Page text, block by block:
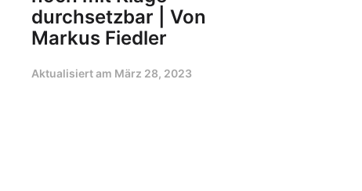
durchsetzbar | Von
Markus Fiedler
Aktualisiert am März 28, 2023